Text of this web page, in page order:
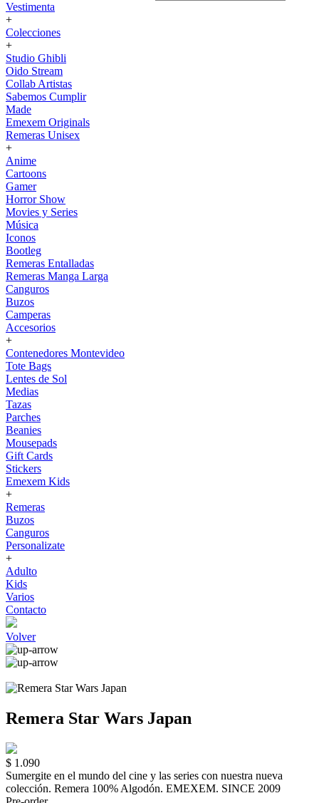
Vestimenta
+
Colecciones
+
Studio Ghibli
Oido Stream
Collab Artistas
Sabemos Cumplir
Made
Emexem Originals
Remeras Unisex
+
Anime
Cartoons
Gamer
Horror Show
Movies y Series
Música
Iconos
Bootleg
Remeras Entalladas
Remeras Manga Larga
Canguros
Buzos
Camperas
Accesorios
+
Contenedores Montevideo
Tote Bags
Lentes de Sol
Medias
Tazas
Parches
Beanies
Mousepads
Gift Cards
Stickers
Emexem Kids
+
Remeras
Buzos
Canguros
Personalizate
+
Adulto
Kids
Varios
Contacto
Volver
Remera Star Wars Japan
$ 1.090
Sumergite en el mundo del cine y las series con nuestra nueva
colección. Remera 100% Algodón. EMEXEM. SINCE 2009